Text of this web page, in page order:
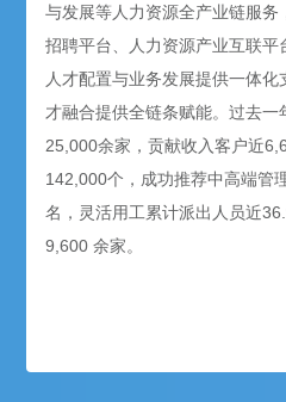
与发展等人力资源全产业链服
招聘平台、人力资源产业互联
人才配置与业务发展提供一体
才融合提供全链条赋能。过去一
25,000余家，贡献收入客户近
142,000个，成功推荐中高端管
名，灵活用工累计派出人员近
9,600 余家。